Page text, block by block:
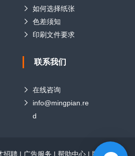
如何选择纸张
色差须知
印刷文件要求
联系我们
在线咨询
info@mingpian.re
d
招聘 | 广告服务 | 帮助中心 | 版权声明